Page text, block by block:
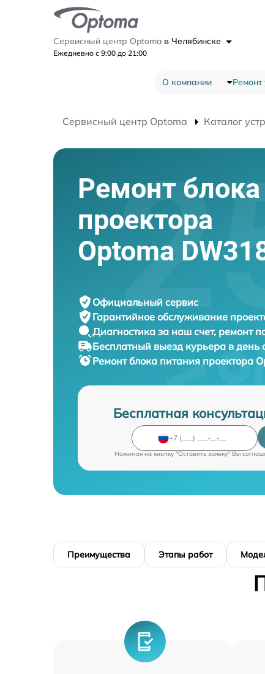
Сервисный центр Optoma в Челябинске
Ежедневно с 9:00 до 21:00
О компании Ремонт
Сервисный центр Optoma Каталог
Ремонт
проектора
Optoma
Официальный сервис
Гарантийное обслуживание
Диагностика за наш счет, ремонт
Бесплатный выезд курьера в день
Ремонт блока питания проектора
Бесплатная
Нажимая на кнопку "Оставить заявку" Вы
Преимущества Этапы работ